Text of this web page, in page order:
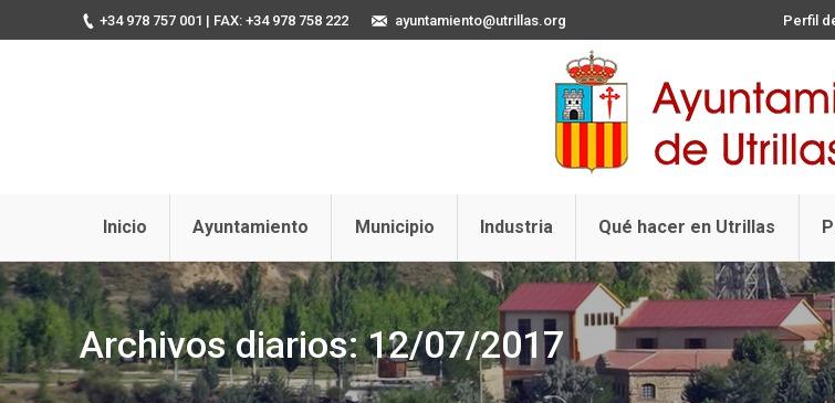
+34 978 757 001 | FAX: +34 978 758 222 ayuntamiento@utrillas.org Perfil
Inicio Ayuntamiento Municipio Industria Qué hacer en Utrillas
Archivos diarios:12/07/2017